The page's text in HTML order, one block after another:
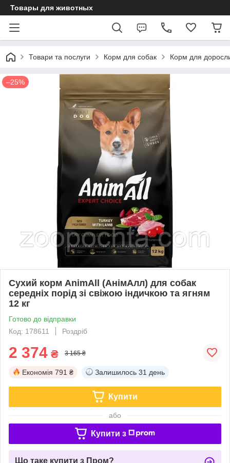
Товары для животных
Товари та послуги Корм для собак Корм для
–25%
Сухий корм AnimAll (АнімАлл) для собак
середніх порід зі свіжою індичкою та ягням
12 кг
Готово до відправки
Код: 178611
Роздріб
2 374 ₴ 3 165 ₴
Економія 791 ₴ Залишилось 31 день
Купити
або
Купити з
Що таке купити з Пром?